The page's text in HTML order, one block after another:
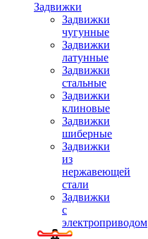
Задвижки
Задвижки
чугунные
Задвижки
латунные
Задвижки
стальные
Задвижки
клиновые
Задвижки
шиберные
Задвижки
из
нержавеющей
стали
Задвижки
с
электроприводом